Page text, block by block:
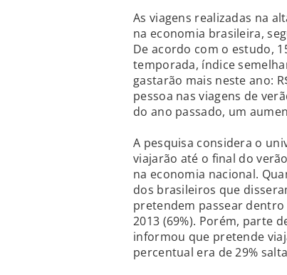
As viagens realizadas na
na economia brasileira,
De acordo com o estudo,
temporada, índice
gastarão mais neste ano:
pessoa nas viagens de
do ano passado, um
A pesquisa considera o
viajarão até o final do
na economia nacional.
dos brasileiros que
pretendem passear
2013 (69%). Porém, parte
informou que pretende
percentual era de 29%